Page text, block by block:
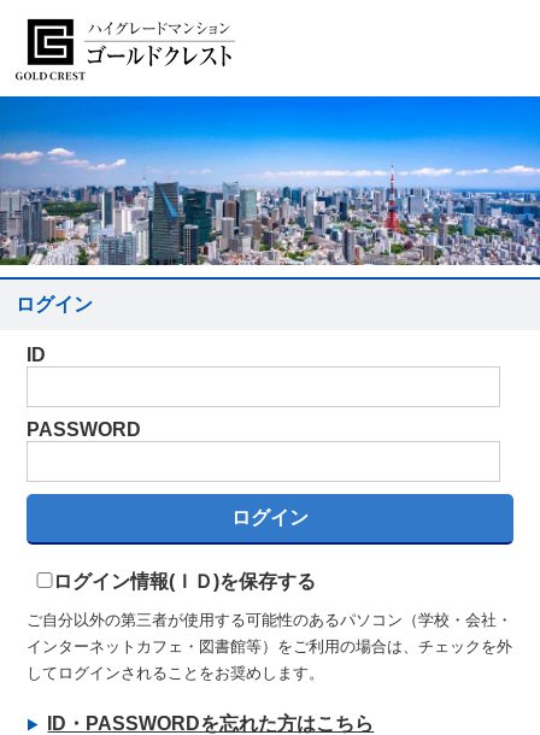
ログイン
ID
PASSWORD
ログイン情報(ＩＤ)を保存する
ご自分以外の第三者が使用する可能性のあるパソコン（学校・会社・
インターネットカフェ・図書館等）をご利用の場合は、チェックを外
してログインされることをお奨めします。
ID・PASSWORDを忘れた方はこちら